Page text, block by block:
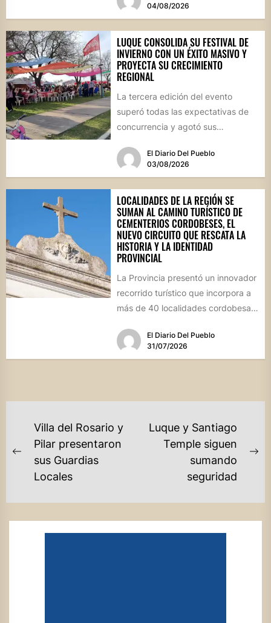
04/08/2026
LUQUE CONSOLIDA SU FESTIVAL DE
INVIERNO CON UN ÉXITO MASIVO Y
PROYECTA SU CRECIMIENTO
REGIONAL
La tercera edición del evento
superó todas las expectativas de
concurrencia y agotó sus
marco, el...El Diario Del Pueblo
03/08/2026
LOCALIDADES DE LA REGIÓN SE
SUMAN AL CAMINO TURÍSTICO DE
CEMENTERIOS CORDOBESES, EL
NUEVO CIRCUITO QUE RESCATA LA
HISTORIA Y LA IDENTIDAD
PROVINCIAL
La Provincia presentó un innovador
recorrido turístico que incorpora a
más de 40 localidades cordobesas
patrimonial....El Diario Del Pueblo
31/07/2026
NAVEGACIÓN
DE
ENTRADAS
Previous
post:
Villa del Rosario y
Pilar presentaron
sus Guardias
Locales
Luque y Santiago
Temple siguen
sumando
seguridad